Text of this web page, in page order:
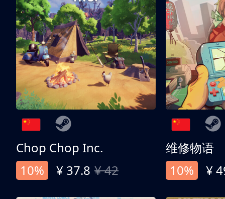
Chop Chop Inc.
10%
¥ 37.8 ¥ 42
维修物语
10%
¥